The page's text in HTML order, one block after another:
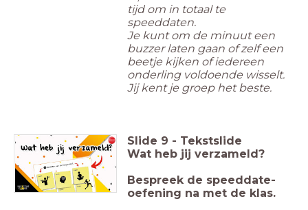
tijd om in totaal te
speeddaten.
Je kunt om de minuut een
buzzer laten gaan of zelf een
beetje kijken of iedereen
onderling voldoende wisselt.
Jij kent je groep het beste.
Slide 9 - Tekstslide
Wat heb jij verzameld?
Bespreek de speeddate-
oefening na met de klas.